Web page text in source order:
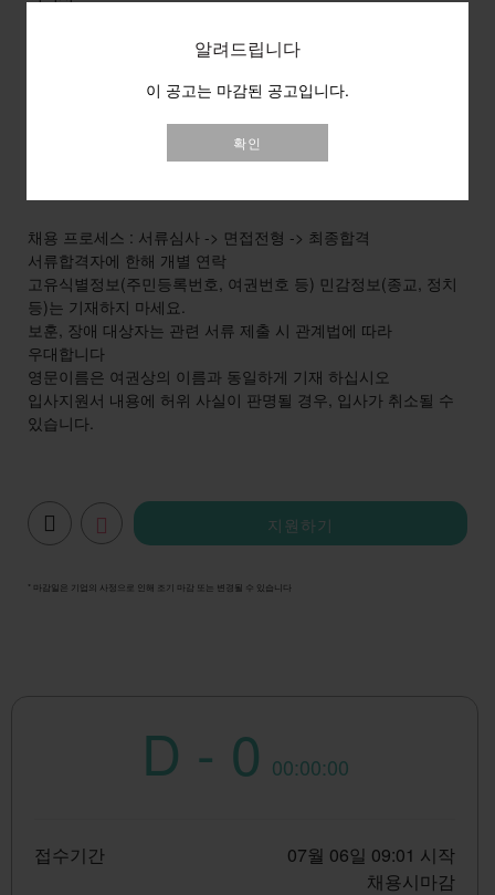
알려드립니다
이 공고는 마감된 공고입니다.
확인
채용 프로세스 : 서류심사 -> 면접전형 -> 최종합격
서류합격자에 한해 개별 연락
고유식별정보(주민등록번호, 여권번호 등) 민감정보(종교, 정치
등)는 기재하지 마세요.
보훈, 장애 대상자는 관련 서류 제출 시 관계법에 따라
우대합니다
영문이름은 여권상의 이름과 동일하게 기재 하십시오
입사지원서 내용에 허위 사실이 판명될 경우, 입사가 취소될 수
있습니다.
지원하기
* 마감일은 기업의 사정으로 인해 조기 마감 또는 변경될 수 있습니다
D - 0 00:00:00
접수기간
07월 06일 09:01 시작
채용시마감